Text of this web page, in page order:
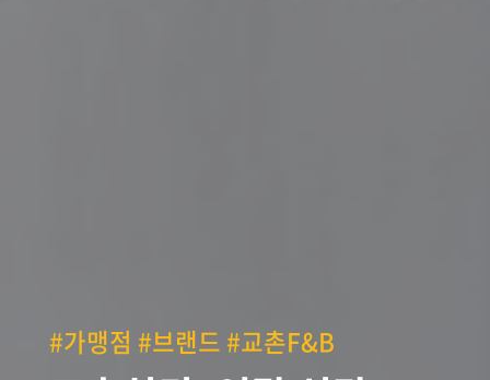
#가맹점 #브랜드 #교촌F&B